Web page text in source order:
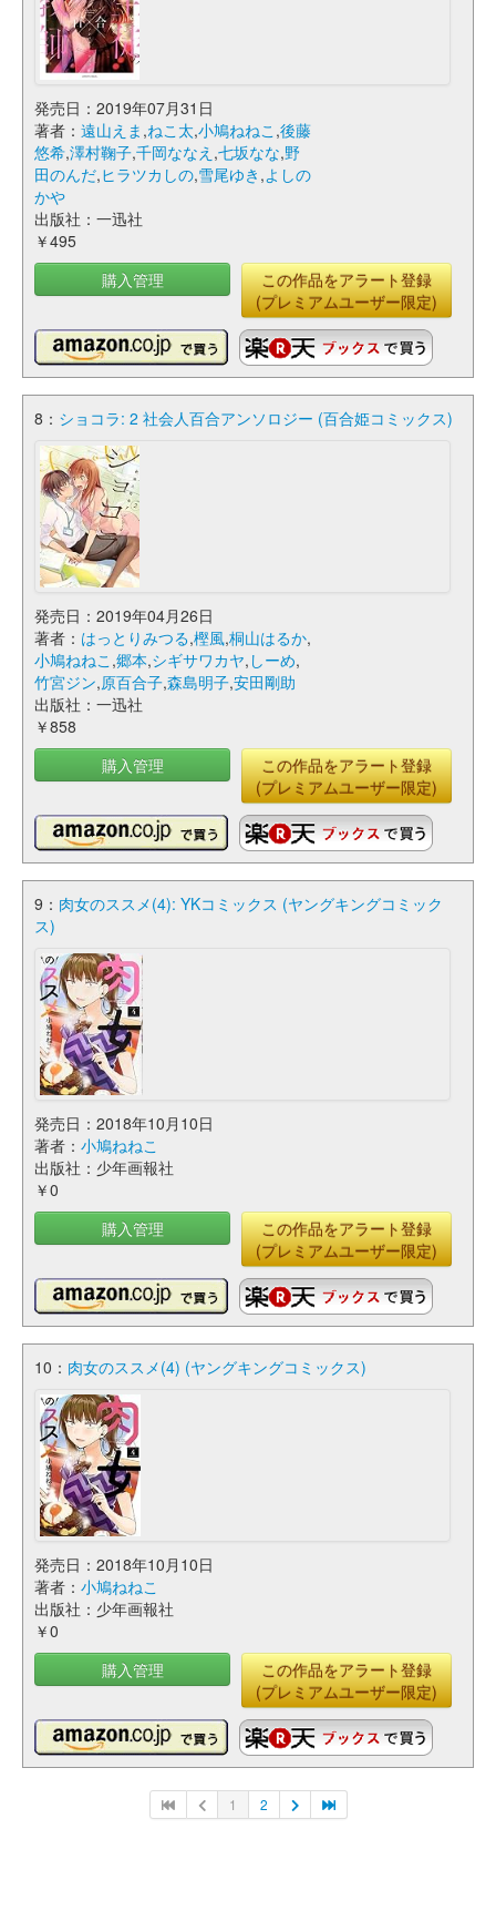
発売日：2019年07月31日
著者： 遠山えま ,ねこ太,小鳩ねねこ ,後藤
悠希,澤村鞠子,千岡ななえ ,七坂なな,野
田のんだ,ヒラツカしの,雪尾ゆき ,よしの
かや
出版社：一迅社
￥495
購入管理
この作品をアラート登録
(プレミアムユーザー限定)
8： ショコラ: 2 社会人百合アンソロジー (百合姫コミックス)
発売日：2019年04月26日
著者： はっとりみつる,樫風,桐山はるか,
小鳩ねねこ ,郷本,シギサワカヤ, しーめ,
竹宮ジン,原百合子,森島明子,安田剛助
出版社：一迅社
￥858
購入管理
この作品をアラート登録
(プレミアムユーザー限定)
9： 肉女のススメ(4): YKコミックス (ヤングキングコミック
ス)
発売日：2018年10月10日
著者： 小鳩ねねこ
出版社：少年画報社
￥0
購入管理
この作品をアラート登録
(プレミアムユーザー限定)
10： 肉女のススメ(4) (ヤングキングコミックス)
発売日：2018年10月10日
著者： 小鳩ねねこ
出版社：少年画報社
￥0
購入管理
この作品をアラート登録
(プレミアムユーザー限定)
1 2